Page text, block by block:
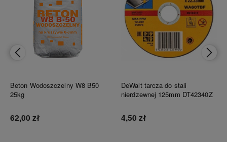
Beton Wodoszczelny W8 B50
25kg
62,00 zł
DeWalt tarcza do stali
nierdzewnej 125mm DT42340Z
4,50 zł